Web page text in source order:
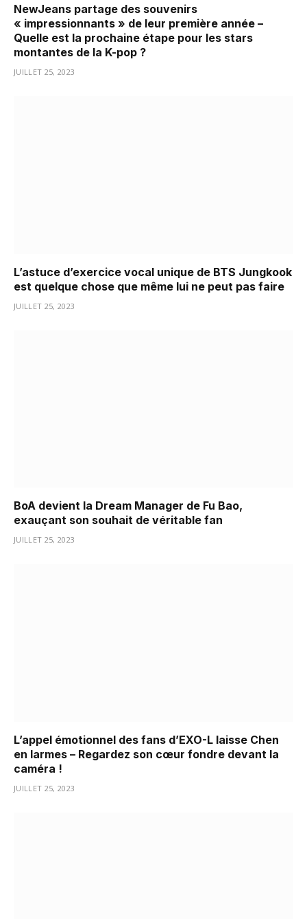
NewJeans partage des souvenirs
« impressionnants » de leur première année –
Quelle est la prochaine étape pour les stars
montantes de la K-pop ?
JUILLET 25, 2023
L’astuce d’exercice vocal unique de BTS Jungkook
est quelque chose que même lui ne peut pas faire
JUILLET 25, 2023
BoA devient la Dream Manager de Fu Bao,
exauçant son souhait de véritable fan
JUILLET 25, 2023
L’appel émotionnel des fans d’EXO-L laisse Chen
en larmes – Regardez son cœur fondre devant la
caméra !
JUILLET 25, 2023